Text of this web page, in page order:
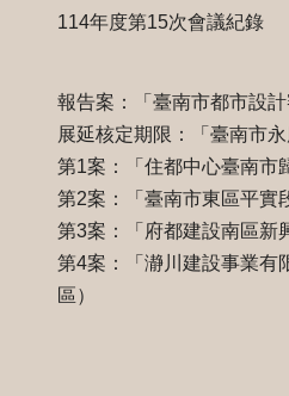
114年度第15次會議紀錄
報告案：「臺南市都市設
展延核定期限：「臺南市
第1案：「住都中心臺南市
第2案：「臺南市東區平實
第3案：「府都建設南區新
第4案：「瀞川建設事業有
區）